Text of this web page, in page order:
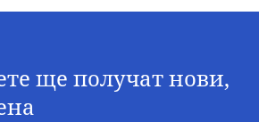
ще получат нови,